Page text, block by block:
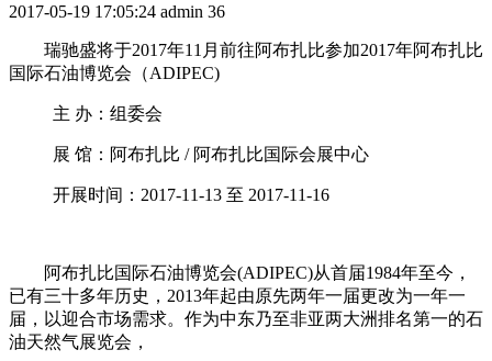
2017-05-19 17:05:24 admin 36
瑞驰盛将于2017年11月前往阿布扎比参加2017年阿布扎比
国际石油博览会（ADIPEC)
主 办：组委会
展 馆：阿布扎比 / 阿布扎比国际会展中心
开展时间：2017-11-13 至 2017-11-16
阿布扎比国际石油博览会(ADIPEC)从首届1984年至今，
已有三十多年历史，2013年起由原先两年一届更改为一年一
届，以迎合市场需求。作为中东乃至非亚两大洲排名第一的石
油天然气展览会，